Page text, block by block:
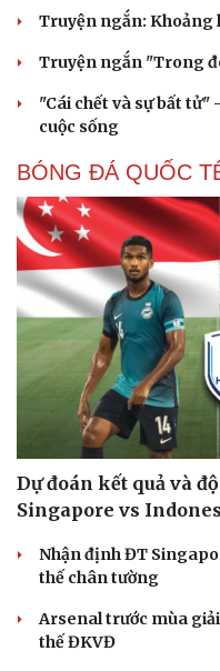
Tư vấn
Săn Tour
Truyện ngắn: Khoảng
Truyện ngắn "Trong
"Cái chết và sự bất tử"
cuộc sống
BÓNG ĐÁ QUỐC
Dự đoán kết quả và
Singapore vs
Nhận định ĐT
thế chân tường
Arsenal trước mùa
thế ĐKVĐ